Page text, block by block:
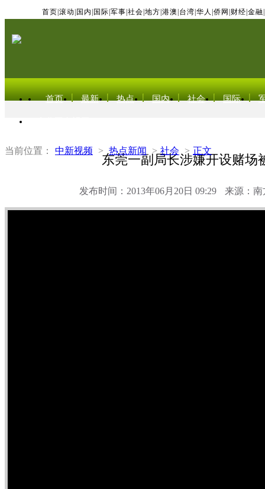
首页 滚动 国内 国际 军事 社会 地方 港澳 台湾 华人 侨网 财经 金融
首页 最新 热点 国内 社会 国际
当前位置： 中新视频 > 热点新闻 > 社会 > 正文
东莞一副局长涉嫌开设赌场
发布时间：2013年06月20日 09:29 来源：南